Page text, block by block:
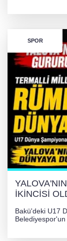
SPOR
İKİNCİSİ
Bakü'deki U17
Belediyespor'un